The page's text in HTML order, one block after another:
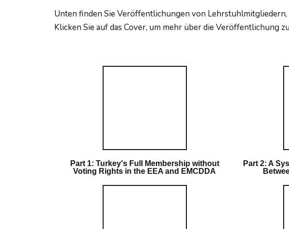
Unten finden Sie Veröffentlichungen von
Klicken Sie auf das Cover, um mehr über die Veröffentlichung
Part 1: Turkey's Full Membership without
Voting Rights in the EEA and EMCDDA
Part 2: A